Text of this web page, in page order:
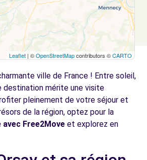
- BERNIER ESSONNE -
(P)
AUX CERCLES
FR-91, 91160
- S&You - MASSY CEDEX
7.7
km
DE LATTRE DE TASSIGNY
Leaflet | ©OpenStreetMapcontributors ©CARTO
ville de France ! Entre soleil,
mérite une visite
pleinement de votre séjour et
de la région, optez pour la
Free2Move et explorez en